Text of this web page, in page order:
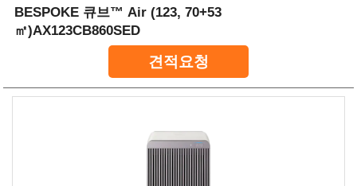
BESPOKE 큐브™ Air (123, 70+53
㎡)AX123CB860SED
견적요청